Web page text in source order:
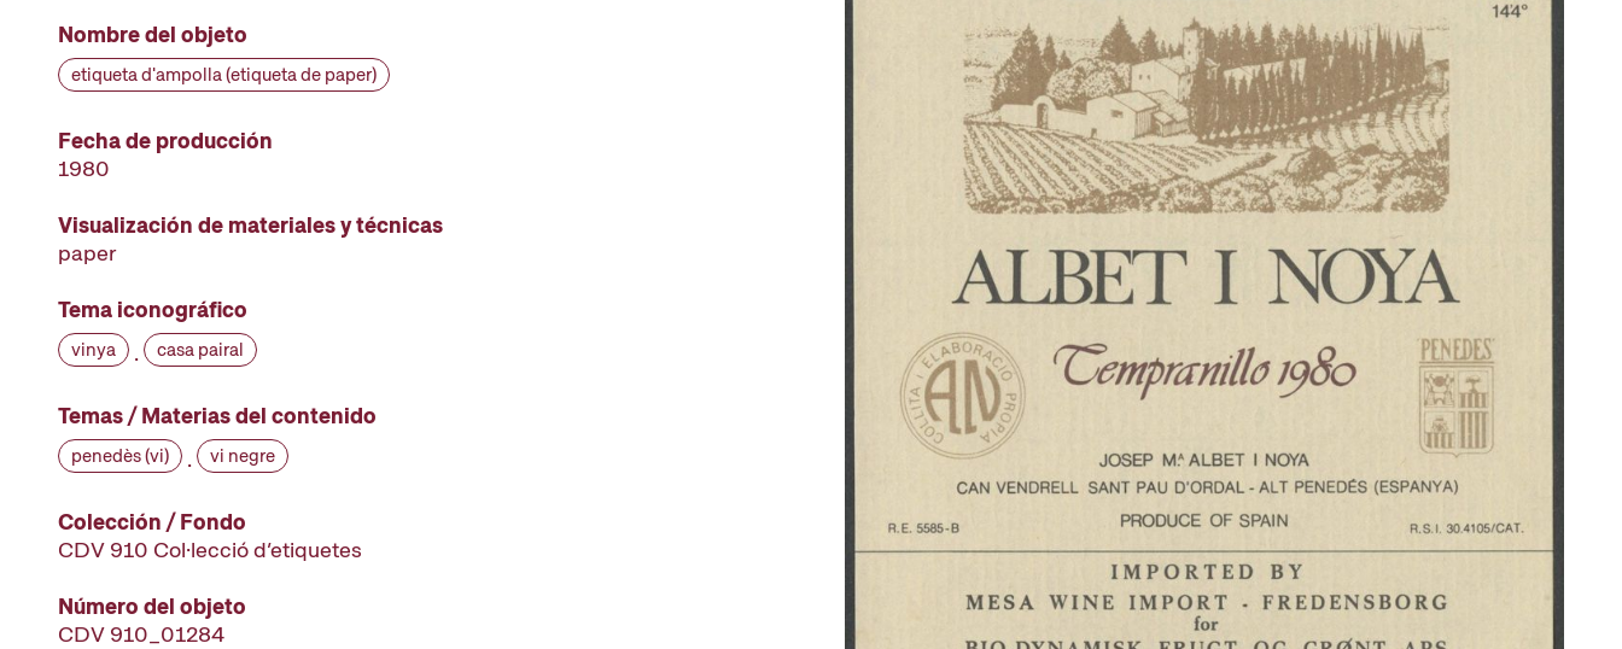
Nombre del objeto
etiqueta d'ampolla (etiqueta de paper)
Fecha de producción
1980
Visualización de materiales y técnicas
paper
Tema iconográfico
vinya · casa pairal
Temas / Materias del contenido
penedès (vi) · vi negre
Colección / Fondo
CDV 910 Col·lecció d’etiquetes
Número del objeto
CDV 910_01284